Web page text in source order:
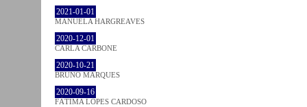
2021-01-01
MANUELA HARGREAVES
2020-12-01
CARLA CARBONE
2020-10-21
BRUNO MARQUES
2020-09-16
FÁTIMA LOPES CARDOSO